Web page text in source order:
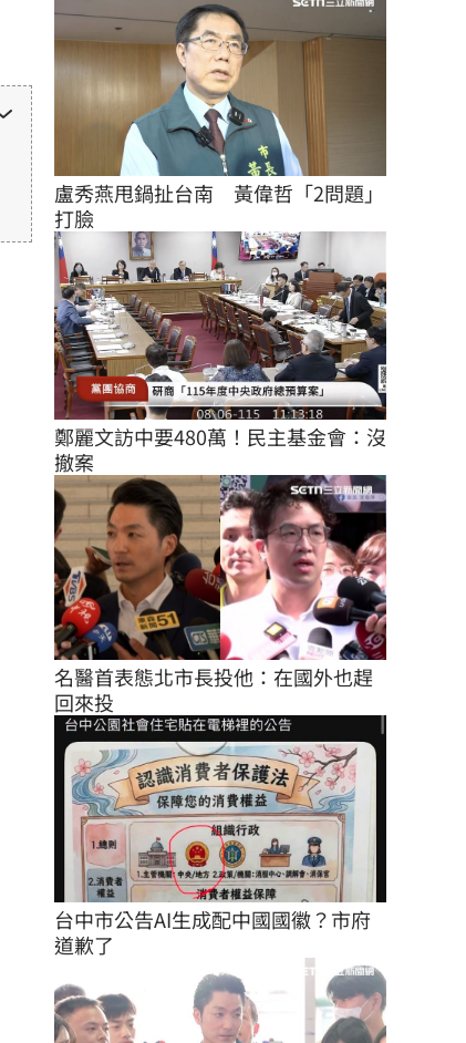
盧秀燕甩鍋扯台南　黃偉哲「2問題」
打臉
鄭麗文訪中要480萬！民主基金會：沒
撤案
名醫首表態北市長投他：在國外也趕
回來投
台中市公告AI生成配中國國徽？市府
道歉了